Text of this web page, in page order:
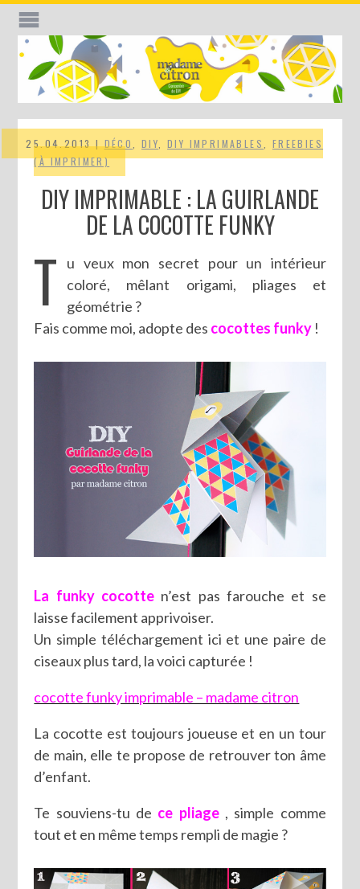
25.04.2013 |DÉCO ,DIY ,DIY IMPRIMABLES
FREEBIES
(À IMPRIMER)
DIY IMPRIMABLE : LA GUIRLANDE
DE LA COCOTTE FUNKY
T
u veux mon secret pour un intérieur
coloré, mêlant origami, pliages et
géométrie ?
Fais comme moi, adopte des cocottes funky !
La funky cocotte n’est pas farouche et se
laisse facilement apprivoiser.
Un simple téléchargement ici et une paire de
ciseaux plus tard, la voici capturée !
cocotte funky imprimable – madame citron
La cocotte est toujours joueuse et en un tour
de main, elle te propose de retrouver ton âme
d’enfant.
Te souviens-tu de ce pliage, simple comme
tout et en même temps rempli de magie ?